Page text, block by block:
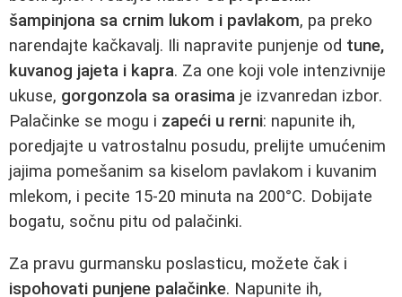
šampinjona sa crnim lukom i pavlakom, pa preko
narendajte kačkavalj. Ili napravite punjenje od tune,
kuvanog jajeta i kapra. Za one koji vole intenzivnije
ukuse, gorgonzola sa orasima je izvanredan izbor.
Palačinke se mogu i zapeći u rerni: napunite ih,
poredjajte u vatrostalnu posudu, prelijte umućenim
jajima pomešanim sa kiselom pavlakom i kuvanim
mlekom, i pecite 15-20 minuta na 200°C. Dobijate
bogatu, sočnu pitu od palačinki.
Za pravu gurmansku poslasticu, možete čak i
ispohovati punjene palačinke. Napunite ih,